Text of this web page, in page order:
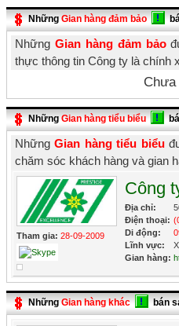
NhữngGian hàng đảm bảo
Những Gian hàng đảm bảo
thực thông tin Công ty là chính
Chưa
NhữngGian hàng tiểu biểu
NhữngGian hàng tiểu biểu
chăm sóc khách hàng và gian
Tham gia: 28-09-2009
Công
Địa chỉ:
Điện thoại:
Di động:
Lĩnh vực:
Gian hàng:
NhữngGian hàng khác bán